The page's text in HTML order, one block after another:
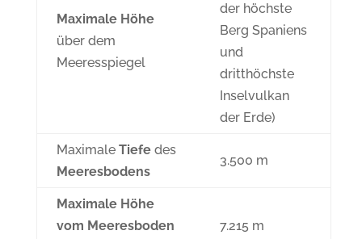
Maximale Höhe
über dem
Meeresspiegel
der höchste
Berg Spaniens
und
dritthöchste
Inselvulkan
der Erde)
Maximale Tiefedes
Meeresbodens
3.500 m
Maximale Höhe
vom Meeresboden
7.215 m